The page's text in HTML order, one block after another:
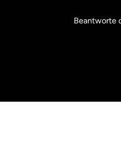
Beantworte